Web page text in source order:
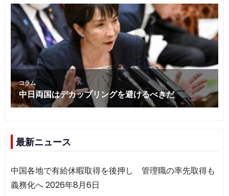
最新ニュース
中国各地で有給休暇取得を後押し 管理職の率先取得も
義務化へ2026年8月6日